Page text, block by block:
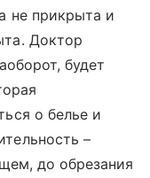
не прикрыта и
Доктор
будет
о белье и
–
до обрезания